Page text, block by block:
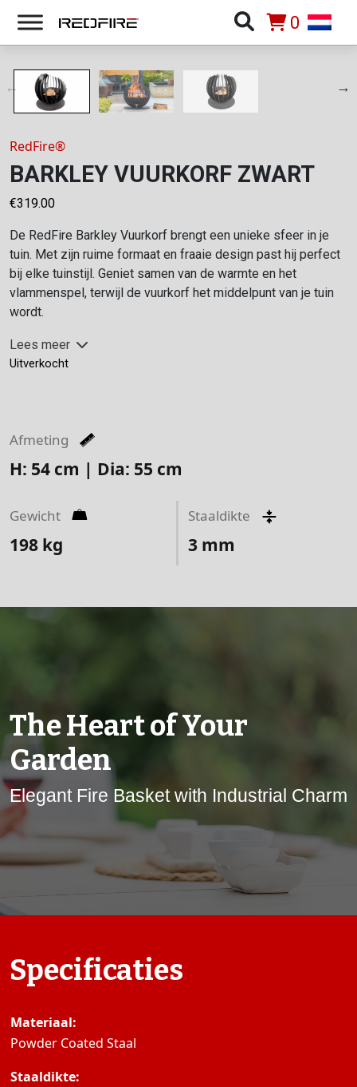
0
RedFire®
BARKLEY VUURKORF ZWART
€319.00
De RedFire Barkley Vuurkorf brengt een unieke sfeer in je
tuin. Met zijn ruime formaat en fraaie design past hij perfect
bij elke tuinstijl. Geniet samen van de warmte en het
vlammenspel, terwijl de vuurkorf het middelpunt van je tuin
wordt.
Lees meer
Uitverkocht
Afmeting
H: 54 cm | Dia: 55 cm
Gewicht
198 kg
Staaldikte
3 mm
The Heart of Your
Garden
Elegant Fire Basket with Industrial Charm
Specificaties
Materiaal:
Powder Coated Staal
Staaldikte: